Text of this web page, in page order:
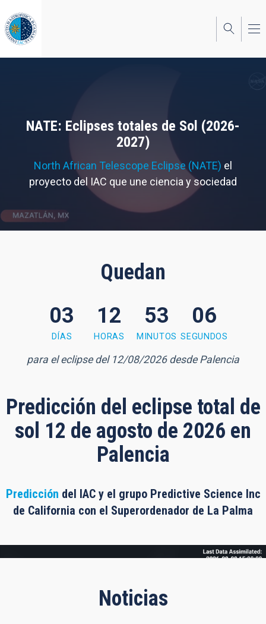
al
contenido
principal
NATE: Eclipses totales de Sol (2026-
2027)
North African Telescope Eclipse (NATE) el
proyecto del IAC que une ciencia y sociedad
Quedan
5 seconds
03
DÍAS
12
HORAS
53
MINUTOS
05
SEGUNDOS
para el eclipse del 12/08/2026 desde Palencia
Predicción del eclipse total de
sol 12 de agosto de 2026 en
Palencia
Predicción del IAC y el grupo Predictive Science Inc
de California con el Superordenador de La Palma
Noticias